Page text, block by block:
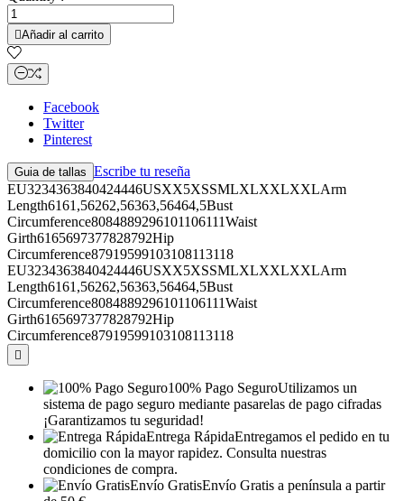
Añadir al carrito
Facebook
Twitter
Pinterest
Guia de tallas Escribe tu reseña
EU3234363840424446USXX5XSSMLXLXXLXXLArm
Length6161,56262,56363,56464,5Bust
Circumference8084889296101106111Waist
Girth6165697377828792Hip
Circumference87919599103108113118
EU3234363840424446USXX5XSSMLXLXXLXXLArm
Length6161,56262,56363,56464,5Bust
Circumference8084889296101106111Waist
Girth6165697377828792Hip
Circumference87919599103108113118

100% Pago SeguroUtilizamos un
sistema de pago seguro mediante pasarelas de pago cifradas
¡Garantizamos tu seguridad!
Entrega RápidaEntregamos el pedido en tu
domicilio con la mayor rapidez. Consulta nuestras
condiciones de compra.
Envío GratisEnvío Gratis a península a partir